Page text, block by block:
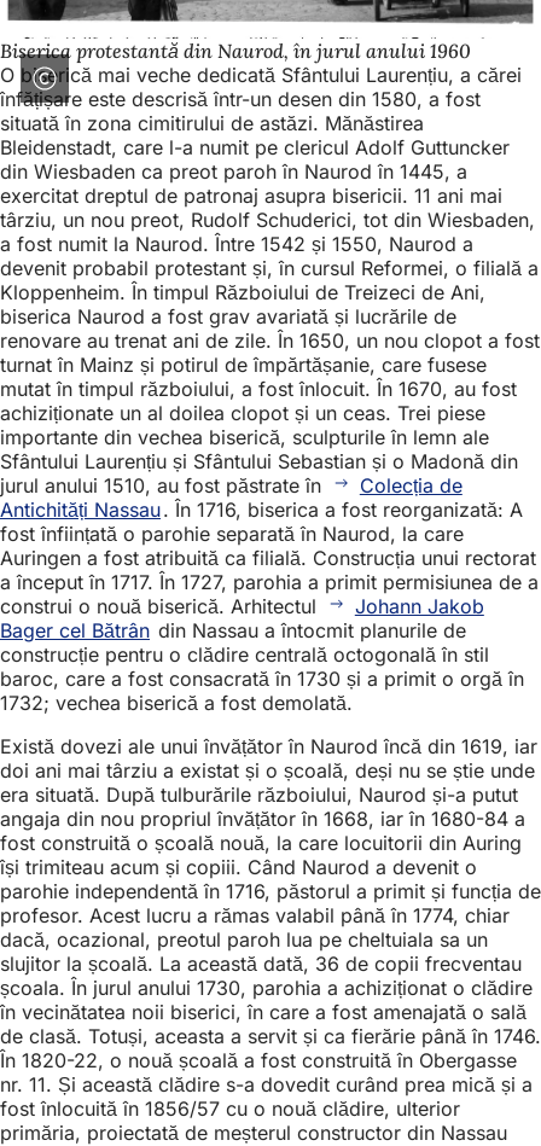
Biserica protestantă din Naurod, în jurul anului 1960
O biserică mai veche dedicată Sfântului Laurențiu, a cărei
înfățișare este descrisă într-un desen din 1580, a fost
situată în zona cimitirului de astăzi. Mănăstirea
Bleidenstadt, care l-a numit pe clericul Adolf Guttuncker
din Wiesbaden ca preot paroh în Naurod în 1445, a
exercitat dreptul de patronaj asupra bisericii. 11 ani mai
târziu, un nou preot, Rudolf Schuderici, tot din Wiesbaden,
a fost numit la Naurod. Între 1542 și 1550, Naurod a
devenit probabil protestant și, în cursul Reformei, o filială a
Kloppenheim. În timpul Războiului de Treizeci de Ani,
biserica Naurod a fost grav avariată și lucrările de
renovare au trenat ani de zile. În 1650, un nou clopot a fost
turnat în Mainz și potirul de împărtășanie, care fusese
mutat în timpul războiului, a fost înlocuit. În 1670, au fost
achiziționate un al doilea clopot și un ceas. Trei piese
importante din vechea biserică, sculpturile în lemn ale
Sfântului Laurențiu și Sfântului Sebastian și o Madonă din
jurul anului 1510, au fost păstrate în
Colecția de
Antichități Nassau. În 1716, biserica a fost reorganizată: A
fost înființată o parohie separată în Naurod, la care
Auringen a fost atribuită ca filială. Construcția unui rectorat
a început în 1717. În 1727, parohia a primit permisiunea de a
construi o nouă biserică. Arhitectul
Johann Jakob
Bager cel Bătrân din Nassau a întocmit planurile de
construcție pentru o clădire centrală octogonală în stil
baroc, care a fost consacrată în 1730 și a primit o orgă în
1732; vechea biserică a fost demolată.
Există dovezi ale unui învățător în Naurod încă din 1619, iar
doi ani mai târziu a existat și o școală, deși nu se știe unde
era situată. După tulburările războiului, Naurod și-a putut
angaja din nou propriul învățător în 1668, iar în 1680-84 a
fost construită o școală nouă, la care locuitorii din Auring
își trimiteau acum și copiii. Când Naurod a devenit o
parohie independentă în 1716, păstorul a primit și funcția de
profesor. Acest lucru a rămas valabil până în 1774, chiar
dacă, ocazional, preotul paroh lua pe cheltuiala sa un
slujitor la școală. La această dată, 36 de copii frecventau
școala. În jurul anului 1730, parohia a achiziționat o clădire
în vecinătatea noii biserici, în care a fost amenajată o sală
de clasă. Totuși, aceasta a servit și ca fierărie până în 1746.
În 1820-22, o nouă școală a fost construită în Obergasse
nr. 11. Și această clădire s-a dovedit curând prea mică și a
fost înlocuită în 1856/57 cu o nouă clădire, ulterior
primăria, proiectată de meșterul constructor din Nassau